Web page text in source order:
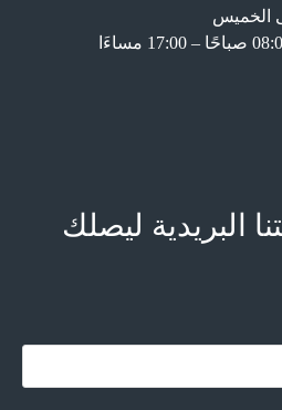
إلى الخميس
البريدية ليصلك